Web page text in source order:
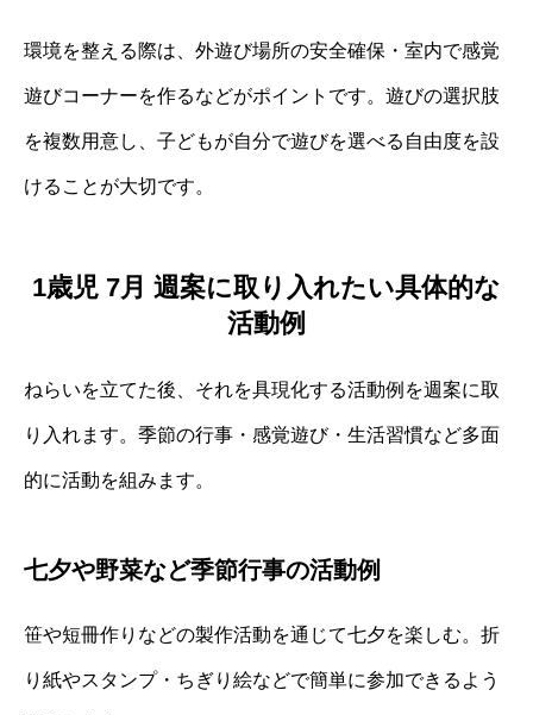
環境を整える際は、外遊び場所の安全確保・室内で感覚
遊びコーナーを作るなどがポイントです。遊びの選択肢
を複数用意し、子どもが自分で遊びを選べる自由度を設
けることが大切です。
1歳児 7月 週案に取り入れたい具体的な
活動例
ねらいを立てた後、それを具現化する活動例を週案に取
り入れます。季節の行事・感覚遊び・生活習慣など多面
的に活動を組みます。
七夕や野菜など季節行事の活動例
笹や短冊作りなどの製作活動を通じて七夕を楽しむ。折
り紙やスタンプ・ちぎり絵などで簡単に参加できるよう